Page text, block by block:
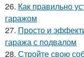
26. Как правильно
гаражом
27. Просто и
гаража с подвалом
28. Стройте свою